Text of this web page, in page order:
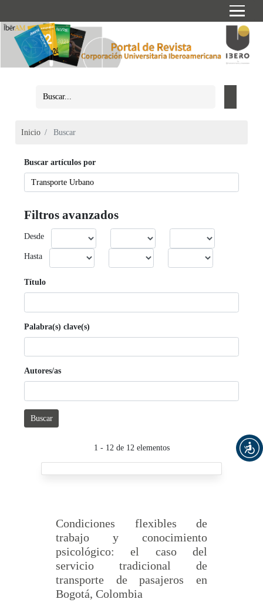
Inicio Buscar
Buscar artículos por
Filtros avanzados
Desde
Hasta
Título
Palabra(s) clave(s)
Autores/as
Buscar
1 - 12 de 12 elementos
Condiciones flexibles de
trabajo y conocimiento
psicológico: el caso del
servicio tradicional de
transporte de pasajeros en
Bogotá, Colombia